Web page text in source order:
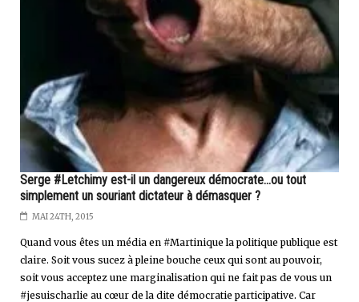
Serge #Letchimy est-il un dangereux démocrate...ou tout
simplement un souriant dictateur à démasquer ?
MAI 24TH, 2015
Quand vous êtes un média en #Martinique la politique publique est
claire. Soit vous sucez à pleine bouche ceux qui sont au pouvoir,
soit vous acceptez une marginalisation qui ne fait pas de vous un
#jesuischarlie au cœur de la dite démocratie participative. Car